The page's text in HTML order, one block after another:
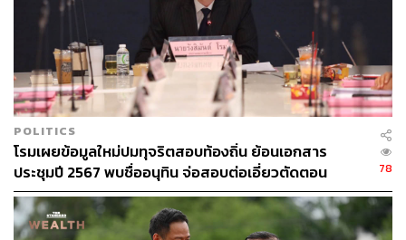
POLITICS
โรมเผยข้อมูลใหม่ปมทุจริตสอบท้องถิ่น ย้อนเอกสาร
ประชุมปี 2567 พบชื่ออนุทิน จ่อสอบต่อเอี่ยวตัดตอน
ม.บูรพา หรือไม่
78